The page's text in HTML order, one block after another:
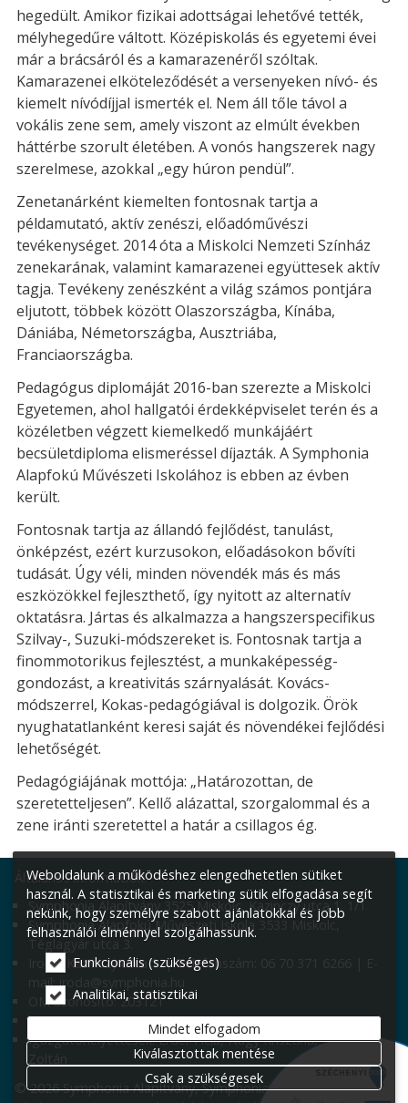
hegedült. Amikor fizikai adottságai lehetővé tették,
mélyhegedűre váltott. Középiskolás és egyetemi évei
már a brácsáról és a kamarazenéről szóltak.
Kamarazenei elköteleződését a versenyeken nívó- és
kiemelt nívódíjjal ismerték el. Nem áll tőle távol a
vokális zene sem, amely viszont az elmúlt években
háttérbe szorult életében. A vonós hangszerek nagy
szerelmese, azokkal „egy húron pendül”.
Zenetanárként kiemelten fontosnak tartja a
példamutató, aktív zenészi, előadóművészi
tevékenységet. 2014 óta a Miskolci Nemzeti Színház
zenekarának, valamint kamarazenei együttesek aktív
tagja. Tevékeny zenészként a világ számos pontjára
eljutott, többek között Olaszországba, Kínába,
Dániába, Németországba, Ausztriába,
Franciaországba.
Pedagógus diplomáját 2016-ban szerezte a Miskolci
Egyetemen, ahol hallgatói érdekképviselet terén és a
közéletben végzett kiemelkedő munkájáért
becsületdiploma elismeréssel díjazták. A Symphonia
Alapfokú Művészeti Iskolához is ebben az évben
került.
Fontosnak tartja az állandó fejlődést, tanulást,
önképzést, ezért kurzusokon, előadásokon bővíti
tudását. Úgy véli, minden növendék más és más
eszközökkel fejleszthető, így nyitott az alternatív
oktatásra. Jártas és alkalmazza a hangszerspecifikus
Szilvay-, Suzuki-módszereket is. Fontosnak tartja a
finommotorikus fejlesztést, a munkaképesség-
gondozást, a kreativitás szárnyalását. Kovács-
módszerrel, Kokas-pedagógiával is dolgozik. Örök
nyughatatlanként keresi saját és növendékei fejlődési
lehetőségét.
Pedagógiájának mottója: „Határozottan, de
szeretetteljesen”. Kellő alázattal, szorgalommal és a
zene iránti szeretettel a határ a csillagos ég.
Általános információk:
Symphonia Alapítvány 3525 Miskolc, Kazinczy utca 1. 1/1
Symphonia Alapfokú Művészeti Iskola 3533 Miskolc,
Téglagyár utca 3.
Iroda: Kazinczy utca 1. | Telefonszám: 06 70 371 6266 | E-
mail: iroda@symphonia.hu
OM azonosító: 203121
Igazgató: Smaraglyai Szabina
Igazgatóhelyettesek: Erdei Tícia, Nagy Krisztina, Váradi
Zoltán
© 2026 Symphonia Alapítvány, Symphonia Alapfokú Művészeti
Weboldalunk a működéshez elengedhetetlen sütiket
használ. A statisztikai és marketing sütik elfogadása segít
nekünk, hogy személyre szabott ajánlatokkal és jobb
felhasználói élménnyel szolgálhassunk.
Funkcionális (szükséges)
Analitikai, statisztikai
Mindet elfogadom
Kiválasztottak mentése
Csak a szükségesek